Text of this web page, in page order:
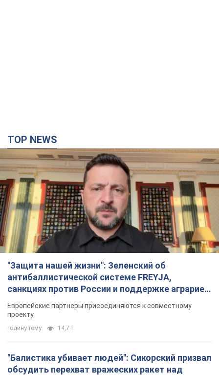
TOP NEWS
"Защита нашей жизни": Зеленский об
антибаллистической системе FREYJA,
санкциях против России и поддержке аграриев.
Видео
Европейские партнеры присоединяются к совместному
проекту
годину тому 14,7 т.
"Балистика убивает людей": Сикорский призвал
обсудить перехват вражеских ракет над